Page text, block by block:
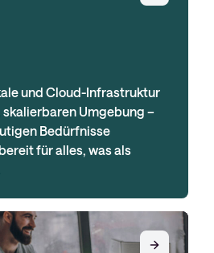
und Cloud-Infrastruktur
skalierbaren Umgebung –
Bedürfnisse
für alles, was als